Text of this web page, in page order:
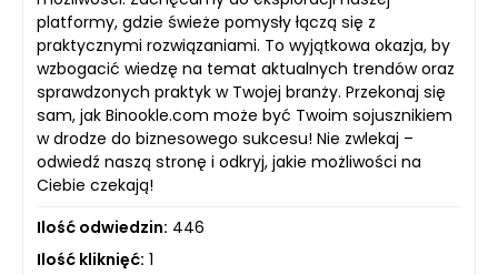
platformy, gdzie świeże pomysły łączą się z
praktycznymi rozwiązaniami. To wyjątkowa okazja, by
wzbogacić wiedzę na temat aktualnych trendów oraz
sprawdzonych praktyk w Twojej branży. Przekonaj się
sam, jak Binookle.com może być Twoim sojusznikiem
w drodze do biznesowego sukcesu! Nie zwlekaj –
odwiedź naszą stronę i odkryj, jakie możliwości na
Ciebie czekają!
Ilość odwiedzin: 446
Ilość kliknięć: 1